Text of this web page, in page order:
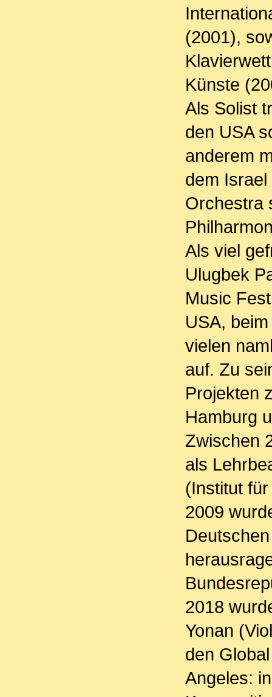
(2001),
Künste
Als Solist
den USA
anderem
dem
Orchestra
Als viel
Ulugbek
Music
USA,
vielen
auf. Zu
Projekten
Hamburg
Zwischen
als
(Institut
2009
2018
Yonan
den
Angeles: